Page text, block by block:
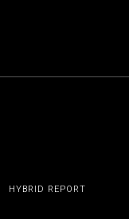
HYBRID REPORT